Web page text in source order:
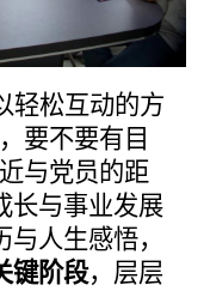
轻松互动的方
要不要有目
与党员的距
长与事业发展
人生感悟，
键阶段，层层